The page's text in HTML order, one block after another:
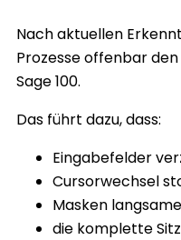
Nach aktuellen
Prozesse offenbar
Sage 100.
Das führt dazu, dass:
Eingabefelder
Cursorwechsel
Masken
die komplette